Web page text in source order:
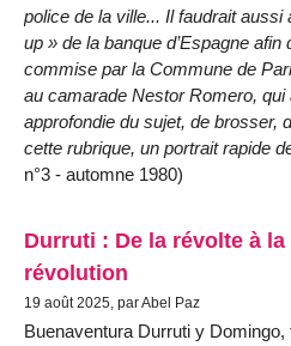
police de la ville... Il faudrait aussi
up » de la banque d’Espagne afin
commise par la Commune de
au camarade Nestor Romero, qui
approfondie du sujet, de brosser,
cette rubrique, un portrait rapide
n°3 - automne 1980)
Durruti : De la révolte à la
révolution
19 août 2025, par Abel Paz
Buenaventura Durruti y Domingo,